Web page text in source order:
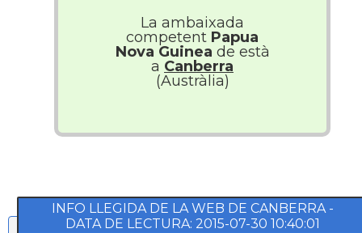
La ambaixada
competent Papua
Nova Guinea de està
a Canberra
(Austràlia)
INFO LLEGIDA DE LA WEB DE CANBERRA -
DATA DE LECTURA: 2015-07-30 10:40:01